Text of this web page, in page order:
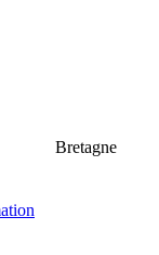
Bretagne